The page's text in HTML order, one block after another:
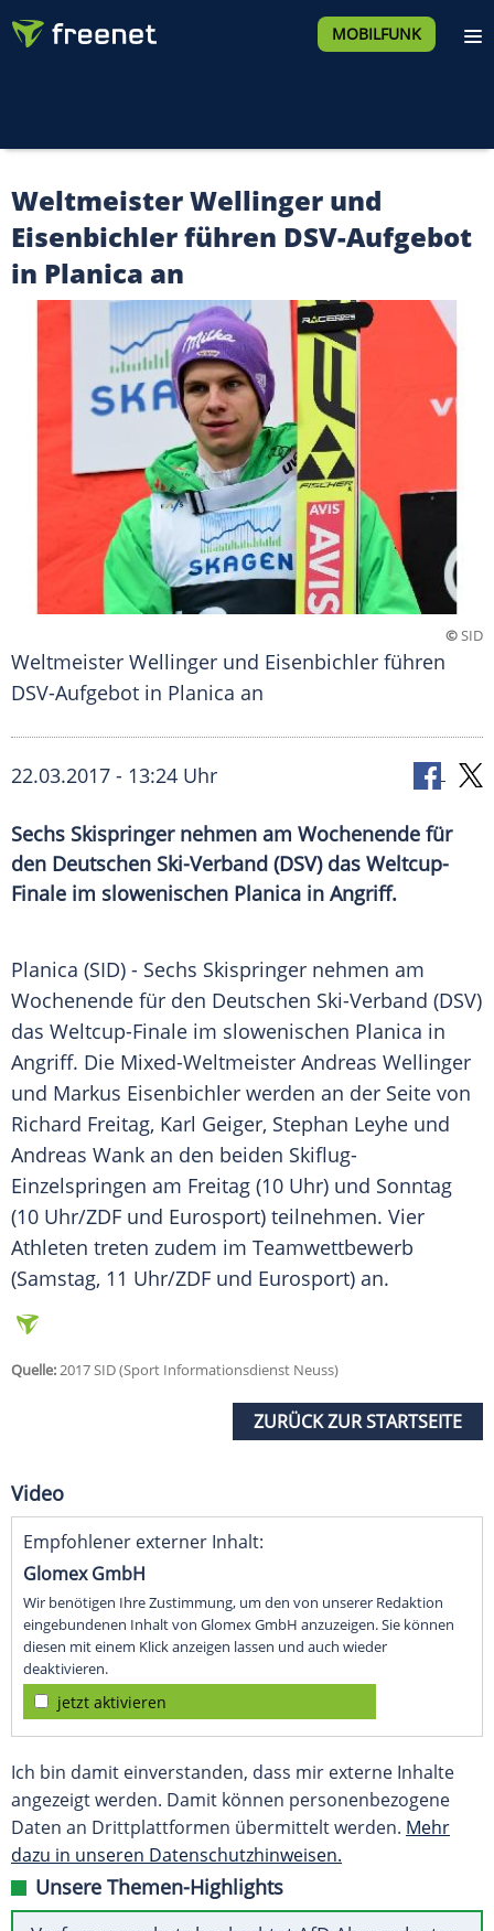
MOBILFUNK
Weltmeister Wellinger und
Eisenbichler führen DSV-Aufgebot
in Planica an
©SID
Weltmeister Wellinger und Eisenbichler führen
DSV-Aufgebot in Planica an
22.03.2017 - 13:24 Uhr
Sechs Skispringer nehmen am Wochenende für
den Deutschen Ski-Verband (DSV) das Weltcup-
Finale im slowenischen Planica in Angriff.
Planica (SID) - Sechs Skispringer nehmen am
Wochenende für den Deutschen Ski-Verband (DSV)
das Weltcup-Finale im slowenischen Planica in
Angriff. Die Mixed-Weltmeister Andreas Wellinger
und Markus Eisenbichler werden an der Seite von
Richard Freitag, Karl Geiger, Stephan Leyhe und
Andreas Wank an den beiden Skiflug-
Einzelspringen am Freitag (10 Uhr) und Sonntag
(10 Uhr/ZDF und Eurosport) teilnehmen. Vier
Athleten treten zudem im Teamwettbewerb
(Samstag, 11 Uhr/ZDF und Eurosport) an.
Quelle:2017 SID (Sport Informationsdienst Neuss)
ZURÜCK ZUR STARTSEITE
Video
Empfohlener externer Inhalt:
Glomex GmbH
Wir benötigen Ihre Zustimmung, um den von unserer Redaktion
eingebundenen Inhalt von Glomex GmbH anzuzeigen. Sie können
diesen mit einem Klick anzeigen lassen und auch wieder
deaktivieren.
jetzt aktivieren
Ich bin damit einverstanden, dass mir externe Inhalte
angezeigt werden. Damit können personenbezogene
Daten an Drittplattformen übermittelt werden. Mehr
dazu in unseren Datenschutzhinweisen.
Unsere Themen-Highlights